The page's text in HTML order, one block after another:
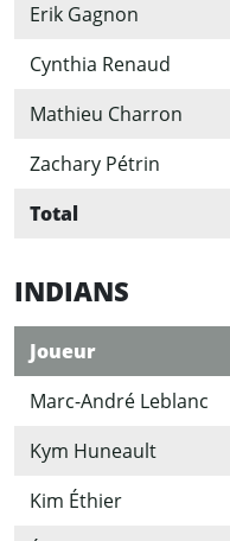
Erik Gagnon
Cynthia Renaud
Mathieu Charron
Zachary Pétrin
Total
INDIANS
Joueur
Marc-André Leblanc
Kym Huneault
Kim Éthier